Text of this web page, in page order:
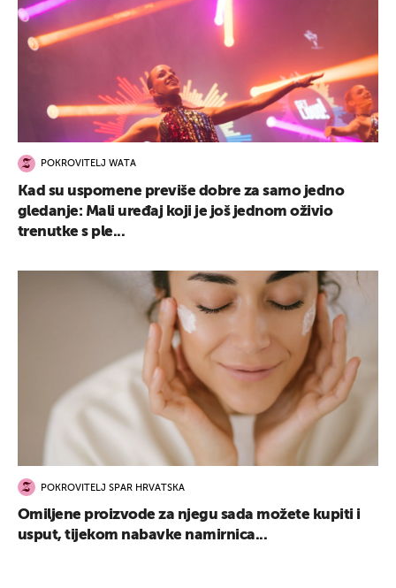
POKROVITELJ WATA
Kad su uspomene previše dobre za samo jedno
gledanje: Mali uređaj koji je još jednom oživio
trenutke s ple...
POKROVITELJ SPAR HRVATSKA
Omiljene proizvode za njegu sada možete kupiti i
usput, tijekom nabavke namirnica...